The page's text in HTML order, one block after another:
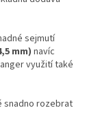
sejmutí
mm) navíc
využití také
snadno rozebrat